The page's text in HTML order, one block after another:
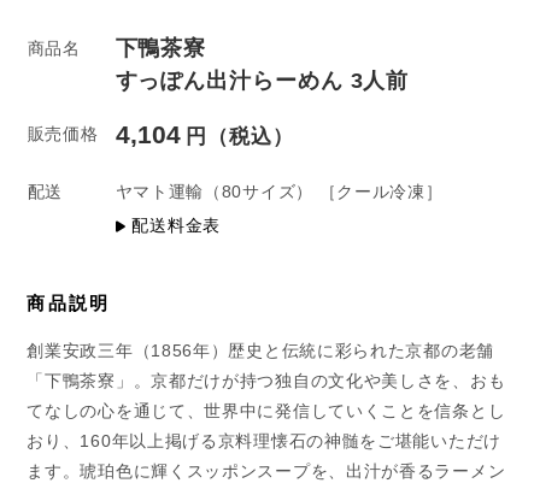
商品名
下鴨茶寮
すっぽん出汁らーめん 3人前
販売価格 4,104
配送 ヤマト運輸 （80サイズ）
［クール冷凍］
配送料金表
商品説明
創業安政三年（1856年）歴史と伝統に彩られた京都の老舗
「下鴨茶寮」。京都だけが持つ独自の文化や美しさを、おも
てなしの心を通じて、世界中に発信していくことを信条とし
おり、160年以上掲げる京料理懐石の神髄をご堪能いただけ
ます。琥珀色に輝くスッポンスープを、出汁が香るラーメン